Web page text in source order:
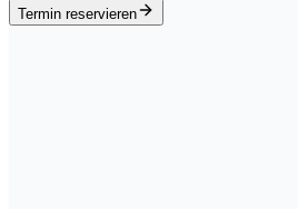
Termin reservieren